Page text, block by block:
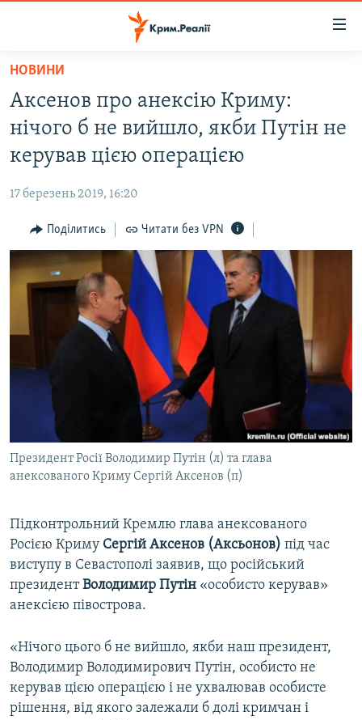
Перейти
основного
матеріалу
до
основної
навігації
Перейти
до
пошуку
ВОДА.КРИМ
ВІДЕО ТА ФОТО
БЛОГИ
ПОГЛЯД
ІНТЕРВ'Ю
ВСЕ ЗА ДЕНЬ
СПЕЦПРОЕКТИ
ВІДЕОУРОКИ «ELIFBE»
СВІДЧЕННЯ ОКУПАЦІЇ
УКРАЇНСЬКА ПРОБЛЕМА КРИМУ
ІНФОГРАФІКА
ЯК ОБІЙТИ БЛОКУВАННЯ
ДОЛУЧАЙСЯ!
Усі сайти RFE/RL
НОВИНИ
Аксенов про анексію Криму:
нічого б не вийшло, якби Путін не
керував цією операцією
17 березень 2019, 16:20
Поділитись Читати без VPN
Президент Росії Володимир Путін (л) та глава
анексованого Криму Сергій Аксенов (п)
Підконтрольний Кремлю глава анексованого
Росією Криму Сергій Аксенов (Аксьонов) під час
виступу в Севастополі заявив, що російський
президентВолодимир Путін «особисто керував»
анексією півострова.
«Нічого цього б не вийшло, якби наш президент,
Володимир Володимирович Путін, особисто не
керував цією операцією і не ухвалював особисте
рішення, від якого залежали б долі кримчан і